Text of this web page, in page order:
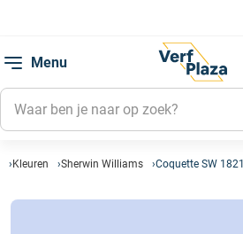
Menu
Kleuren Sherwin Williams Coquette SW 1821